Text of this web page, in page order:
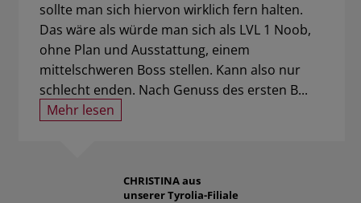
sollte man sich hiervon wirklich fern halten.
Das wäre als würde man sich als LVL 1 Noob,
ohne Plan und Ausstattung, einem
mittelschweren Boss stellen. Kann also nur
schlecht enden. Nach Genuss des ersten B...
Mehr lesen
CHRISTINAaus
unserer Tyrolia-Filiale